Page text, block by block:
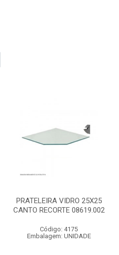
PRATELEIRA VIDRO 25X25
CANTO RECORTE 08619.002
Código: 4175
Embalagem: UNIDADE